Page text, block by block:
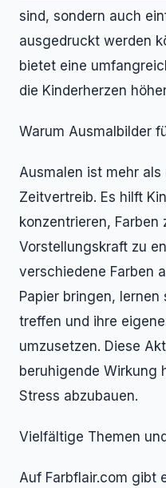
sind, sondern auch
ausgedruckt werden
bietet eine
die Kinderherzen
Warum Ausmalbilder
Ausmalen ist mehr
Zeitvertreib. Es hilft
konzentrieren, Farben
Vorstellungskraft zu
verschiedene Farben
Papier bringen,
treffen und ihre
umzusetzen. Diese
beruhigende Wirkung
Stress abzubauen.
Vielfältige Themen
Auf Farbflair.com gibt